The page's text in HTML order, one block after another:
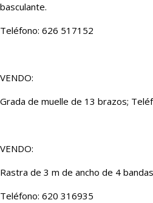
basculante.
Teléfono: 626 517152
VENDO:
Grada de muelle de 13 brazos;
VENDO:
Rastra de 3 m de ancho de 4
Teléfono: 620 316935